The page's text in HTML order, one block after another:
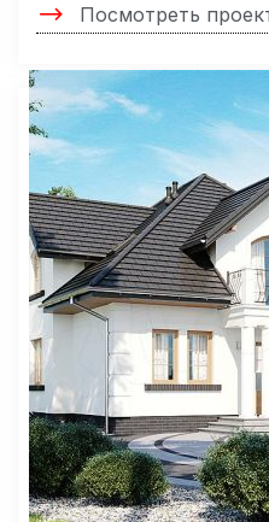
Посмотреть